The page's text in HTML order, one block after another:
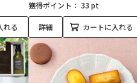
れる
獲得ポイント： 33 pt
詳細 カートに入れる